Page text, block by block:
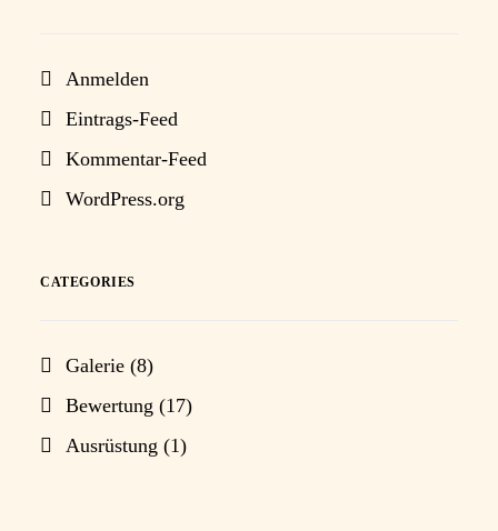
Anmelden
Eintrags-Feed
Kommentar-Feed
WordPress.org
CATEGORIES
Galerie (8)
Bewertung (17)
Ausrüstung (1)